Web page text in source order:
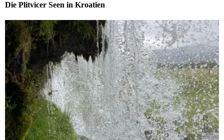
Die Plitvicer Seen in Kroatien